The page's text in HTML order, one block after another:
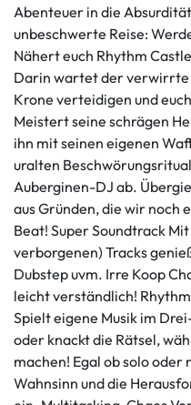
Abenteuer in die
unbeschwerte Reise:
Nähert euch Rhythm
Darin wartet der verwirrte
Krone verteidigen und
Meistert seine schrägen
ihn mit seinen eigenen
uralten
Auberginen-DJ ab.
aus Gründen, die wir noch
Beat! Super Soundtrack
verborgenen) Tracks
Dubstep uvm. Irre Koop
leicht verständlich!
Spielt eigene Musik im
oder knackt die Rätsel,
machen! Egal ob solo oder
Wahnsinn und die